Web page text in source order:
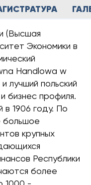
(Высшая
Экономики в
Handlowa w
лучший польский
бизнес профиля.
в 1906 году. По
большое
крупных
Республики
более